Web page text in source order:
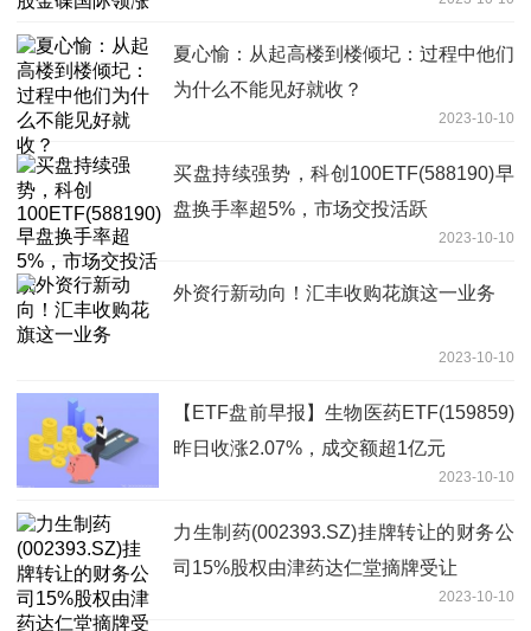
夏心愉：从起高楼到楼倾圮：过程中他们
为什么不能见好就收？
2023-10-10
买盘持续强势，科创100ETF(588190)早
盘换手率超5%，市场交投活跃
2023-10-10
外资行新动向！汇丰收购花旗这一业务
2023-10-10
【ETF盘前早报】生物医药ETF(159859)
昨日收涨2.07%，成交额超1亿元
2023-10-10
力生制药(002393.SZ)挂牌转让的财务公
司15%股权由津药达仁堂摘牌受让
2023-10-10